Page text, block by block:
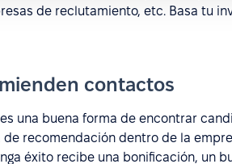
de reclutamiento, etc. Basa tu
contactos
una buena forma de encontrar
recomendación dentro de la
éxito recibe una bonificación, un